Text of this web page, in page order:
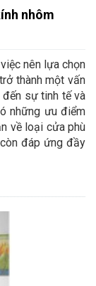
nhôm
nên lựa chọn
thành một vấn
sự tinh tế và
những ưu điểm
về loại cửa phù
đáp ứng đầy